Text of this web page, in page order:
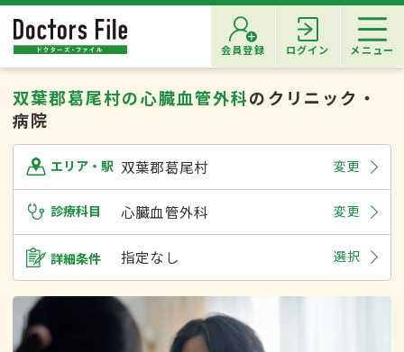
会員登録 ログイン メニュー
双葉郡葛尾村の心臓血管外科のクリニック・
病院
エリア・駅 双葉郡葛尾村 変更
診療科目 心臓血管外科 変更
詳細条件 指定なし 選択